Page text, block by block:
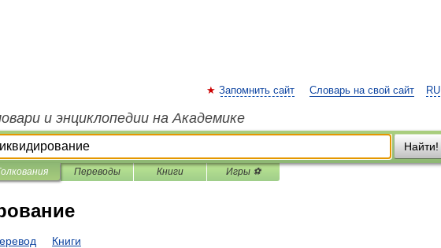
RU
Запомнить сайт Словарь на свой сайт
и энциклопедии на Академике
Найти!
Переводы Книги Игры ⚽
Книги